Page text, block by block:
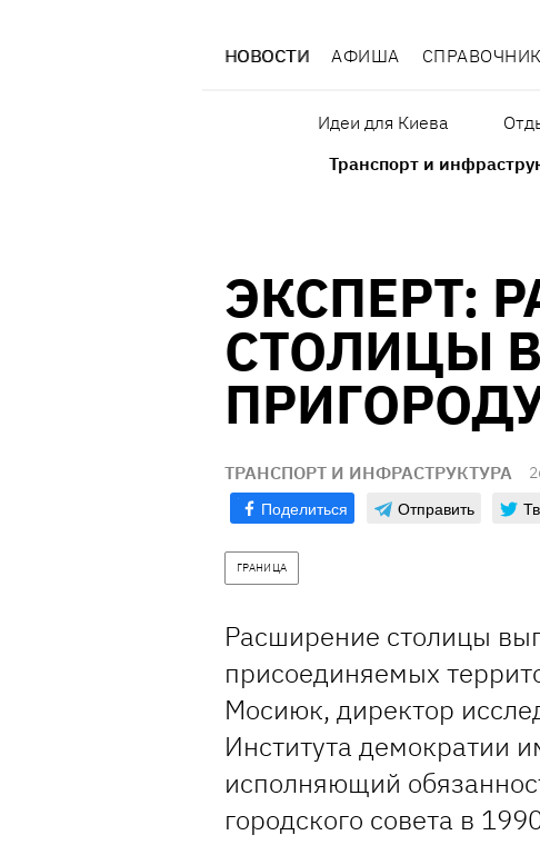
НОВОСТИ АФИША СПРАВОЧНИК
Идеи для Киева
Транспорт и
ЭКСПЕРТ:
СТОЛИЦЫ
ТРАНСПОРТ И ИНФРАСТРУКТУРА
Поделиться Отправить
ГРАНИЦА
Расширение столицы
присоединяемых
Мосиюк, директор
Института демократии
исполняющий
городского совета в